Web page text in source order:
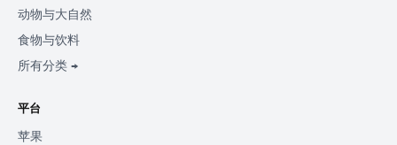
动物与大自然
食物与饮料
所有分类 →
平台
苹果